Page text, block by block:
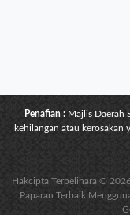
Penafian : Majlis Daerah
kehilangan atau kerosakan
Hakcipta Terpelihara ©
Paparan Terbaik